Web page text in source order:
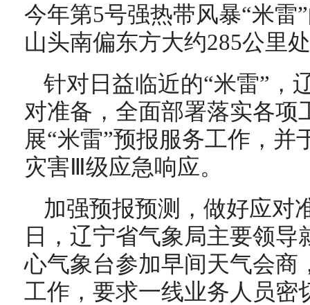
今年第5号强热带风暴“米雷
山头南偏东方大约285公里
针对日益临近的“米雷”，
对准备，全面部署落实各项
展“米雷”预报服务工作，并
灾害Ⅲ级应急响应。
加强预报预测，做好应对
日，辽宁省气象局主要领
心气象台参加早间天气会商
工作，要求一线业务人员密